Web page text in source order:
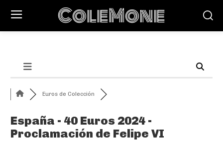
ColeMone
Euros de Colección
España - 40 Euros 2024 -
Proclamación de Felipe VI